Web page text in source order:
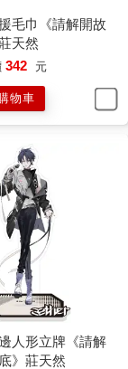
談過戀愛？」
啊。
毛巾《請解開故
天然
342 元
物車
人形立牌《請解
》莊天然